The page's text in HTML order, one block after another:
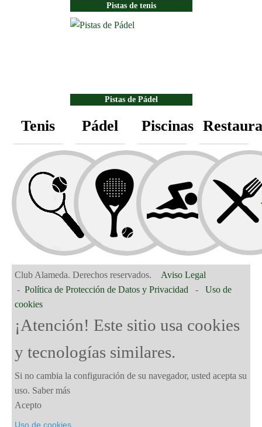
Pistas de tenis
Pistas de Pádel
Gimnasio
Parque Infantil
Tenis Pádel
Pádel de hierba
artificial
iluminadas.
MÁS
INFO.
Piscinas
Club Alameda. Derechos reservados. Aviso Legal
- Política de Protección de Datos y Privacidad - Uso de
cookies
¡Atención! Este sitio usa cookies
y tecnologías similares.
Si no cambia la configuración de su navegador, usted acepta su
uso. Saber más
Acepto
Uso de cookies